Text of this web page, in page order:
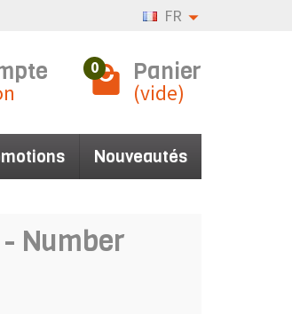
FR
0 Panier
(vide)
Nouveautés
Number